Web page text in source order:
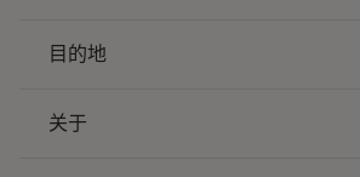
目的地
关于